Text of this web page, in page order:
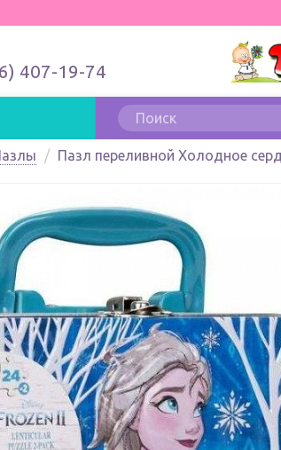
407-19-74
Пазл переливной Холодное